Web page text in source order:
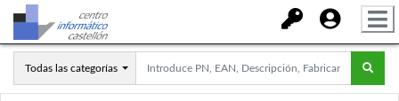
Todas las categorías